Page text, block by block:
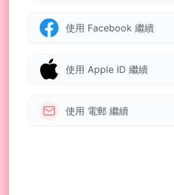
使用 Facebook 繼續
使用 Apple ID 繼續
使用 電郵 繼續